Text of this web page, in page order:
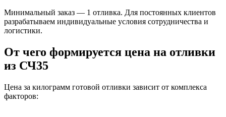
Минимальный заказ — 1 отливка. Для постоянных клиентов
разрабатываем индивидуальные условия сотрудничества и
логистики.
От чего формируется цена на отливки
из СЧ35
Цена за килограмм готовой отливки зависит от комплекса
факторов: